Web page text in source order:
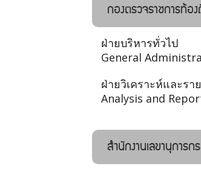
กองตรวจราชการท้
ฝ่ายบริหารทั่วไป
General
ฝ่ายวิเคราะห์และรา
Analysis and
สำนักงานเลขานุกา